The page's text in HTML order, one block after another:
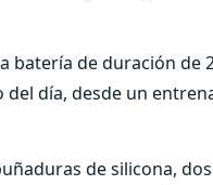
batería de duración de
día, desde un
de silicona,